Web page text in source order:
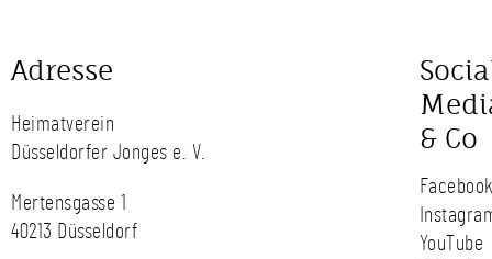
Adresse
Heimatverein
Düsseldorfer Jonges e. V.
Mertensgasse 1
40213 Düsseldorf
& Co
YouTube